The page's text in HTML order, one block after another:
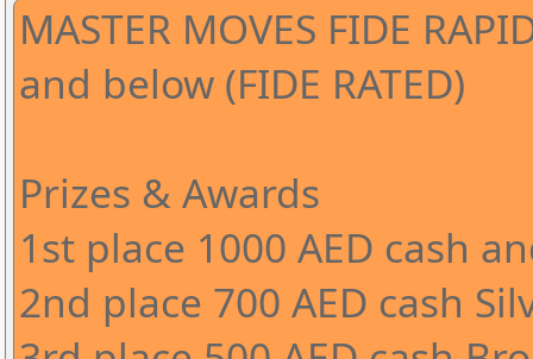
MASTER MOVES FIDE
and below (FIDE RATED)
Prizes & Awards
1st place 1000 AED cash
2nd place 700 AED cash